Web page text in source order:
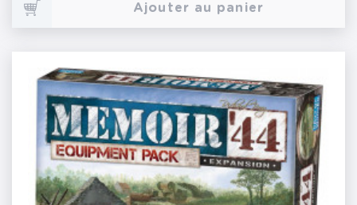
Ajouter au panier